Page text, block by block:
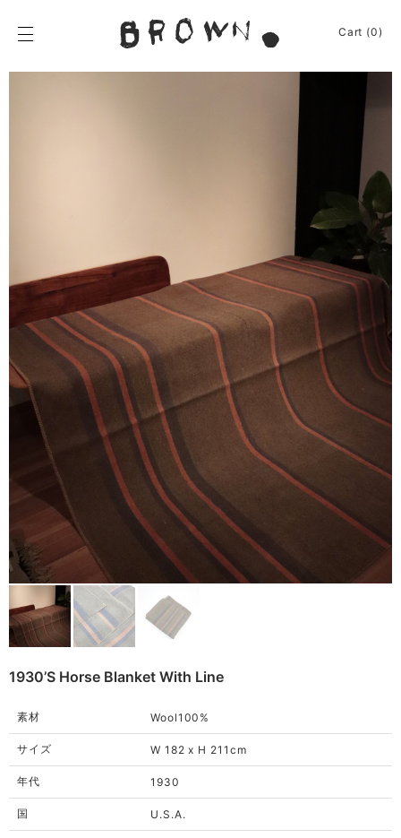
content
BROWN.
Shop
Apparel
About
Sign In
Cart
ご利用ガイド
利用規約
プライバシーポリシー
特定商取引法に基づく表記
Shelf / Cabinet
Lamp
Other
Homeware
Kitchenware
Baskets
Other
Remake
Bag
Cushion
Rug
Blanket
Quilt
Native American
Cart (0)
1930’s Horse Blanket With Line
素材 Wool100%
サイズ W 182 x H 211cm
年代 1930
国 U.S.A.